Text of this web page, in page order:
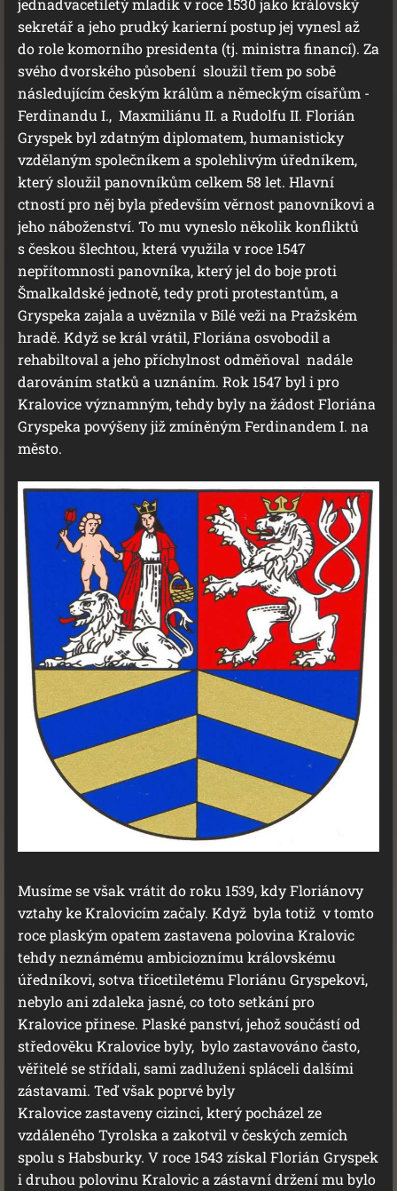
jednadvacetiletý mladík v roce 1530 jako královský
sekretář a jeho prudký karierní postup jej vynesl až
do role komorního presidenta (tj. ministra financí). Za
svého dvorského působení sloužil třem po sobě
následujícím českým králům a německým císařům -
Ferdinandu I., Maxmiliánu II. a Rudolfu II. Florián
Gryspek byl zdatným diplomatem, humanisticky
vzdělaným společníkem a spolehlivým úředníkem,
který sloužil panovníkům celkem 58 let. Hlavní
ctností pro něj byla především věrnost panovníkovi a
jeho náboženství. To mu vyneslo několik konfliktů
s českou šlechtou, která využila v roce 1547
nepřítomnosti panovníka, který jel do boje proti
Šmalkaldské jednotě, tedy proti protestantům, a
Gryspeka zajala a uvěznila v Bílé veži na Pražském
hradě. Když se král vrátil, Floriána osvobodil a
rehabiltoval a jeho příchylnost odměňoval nadále
darováním statků a uznáním. Rok 1547 byl i pro
Kralovice významným, tehdy byly na žádost Floriána
Gryspeka povýšeny již zmíněným Ferdinandem I. na
město.
Musíme se však vrátit do roku 1539, kdy Floriánovy
vztahy ke Kralovicím začaly. Když byla totiž v tomto
roce plaským opatem zastavena polovina Kralovic
tehdy neznámému ambicioznímu královskému
úředníkovi, sotva třicetiletému Floriánu Gryspekovi,
nebylo ani zdaleka jasné, co toto setkání pro
Kralovice přinese. Plaské panství, jehož součástí od
středověku Kralovice byly, bylo zastavováno často,
věřitelé se střídali, sami zadluženi spláceli dalšími
zástavami. Teď však poprvé byly
Kralovice zastaveny cizinci, který pocházel ze
vzdáleného Tyrolska a zakotvil v českých zemích
spolu s Habsburky. V roce 1543 získal Florián Gryspek
i druhou polovinu Kralovic a zástavní držení mu bylo